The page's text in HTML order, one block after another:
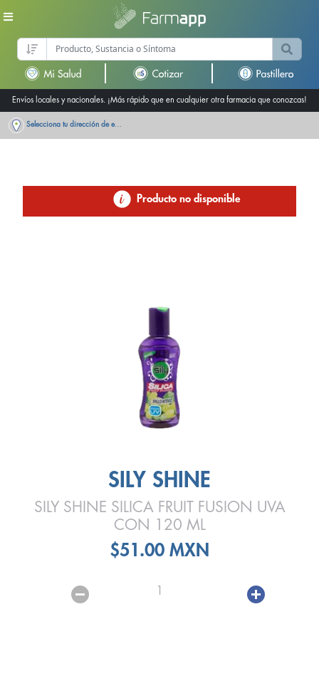
Envíos locales y nacionales. ¡Más rápido que en cualquier otra farmacia que conozcas!
Selecciona tu dirección de entrega
Producto no disponible
SILY SHINE
SILY SHINE SILICA FRUIT FUSION UVA
CON 120 ML
$51.00 MXN
1